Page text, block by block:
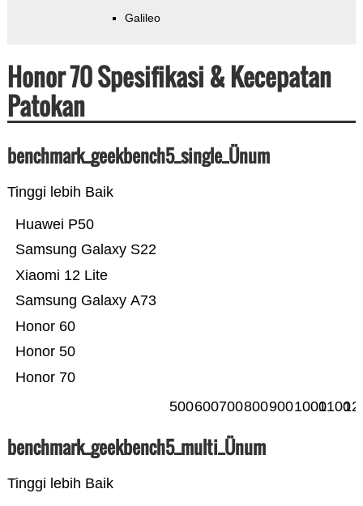
Galileo
Honor 70 Spesifikasi & Kecepatan
Patokan
benchmark_geekbench5_single_Ünum
Tinggi lebih Baik
Honor 70
Honor 50
Honor 60
Samsung Galaxy A73
Xiaomi 12 Lite
Samsung Galaxy S22
Huawei P50
50060070080090010001100
benchmark_geekbench5_multi_Ünum
Tinggi lebih Baik